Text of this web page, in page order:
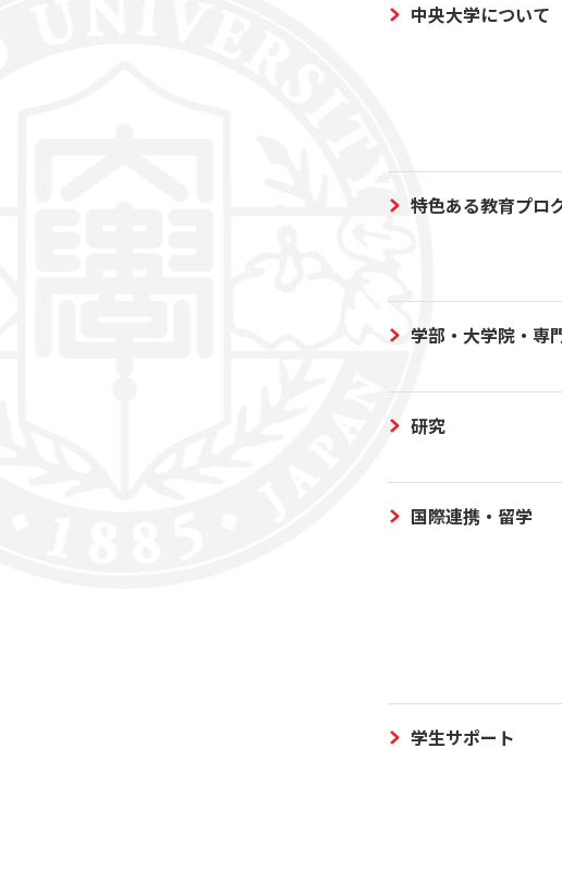
中央大学について
特色ある教育プロ
学部・大学院・専
研究
国際連携・留学
学生サポート